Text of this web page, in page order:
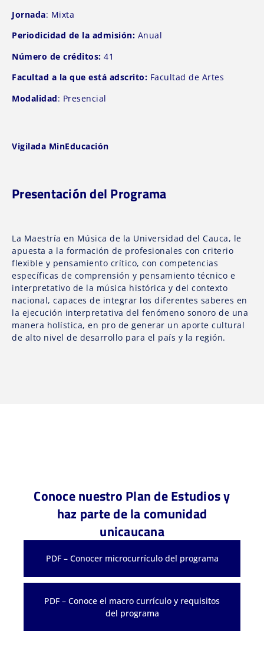
Jornada: Mixta
Periodicidad de la admisión: Anual
Número de créditos: 41
Facultad a la que está adscrito: Facultad de Artes
Modalidad: Presencial
Vigilada MinEducación
Presentación del Programa
La Maestría en Música de la Universidad del Cauca, le
apuesta a la formación de profesionales con criterio
flexible y pensamiento crítico, con competencias
específicas de comprensión y pensamiento técnico e
interpretativo de la música histórica y del contexto
nacional, capaces de integrar los diferentes saberes en
la ejecución interpretativa del fenómeno sonoro de una
manera holística, en pro de generar un aporte cultural
de alto nivel de desarrollo para el país y la región.
Conoce nuestro Plan de Estudios y
haz parte de la comunidad
unicaucana
PDF – Conocer microcurrículo del programa
PDF – Conoce el macro currículo y requisitos
del programa